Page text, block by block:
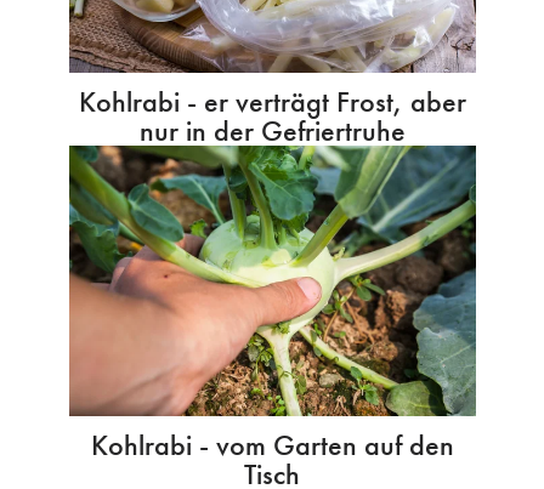
Kohlrabi - er verträgt Frost, aber
nur in der Gefriertruhe
Kohlrabi - vom Garten auf den
Tisch